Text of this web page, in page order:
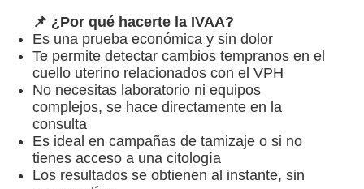
Inicio
📌 ¿Por qué hacerte la IVAA?
Es una prueba económica y sin dolor
Te permite detectar cambios tempranos en el
cuello uterino relacionados con el VPH
No necesitas laboratorio ni equipos
complejos, se hace directamente en la
consulta
Es ideal en campañas de tamizaje o si no
tienes acceso a una citología
Los resultados se obtienen al instante, sin